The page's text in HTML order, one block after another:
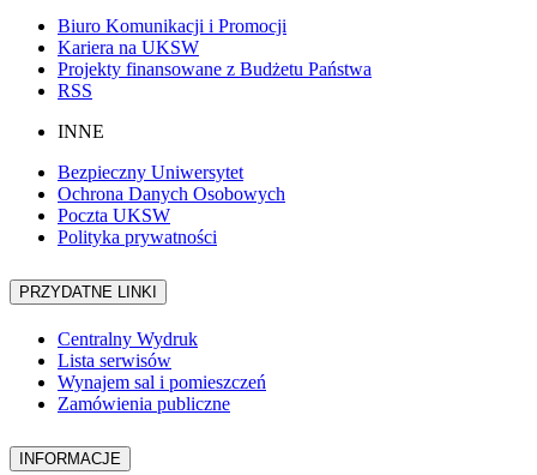
Biuro Komunikacji i Promocji
Kariera na UKSW
Projekty finansowane z Budżetu Państwa
RSS
INNE
Bezpieczny Uniwersytet
Ochrona Danych Osobowych
Poczta UKSW
Polityka prywatności
PRZYDATNE LINKI
Centralny Wydruk
Lista serwisów
Wynajem sal i pomieszczeń
Zamówienia publiczne
INFORMACJE